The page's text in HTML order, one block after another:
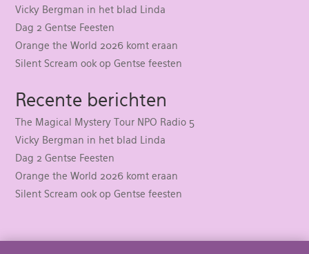
Vicky Bergman in het blad Linda
Dag 2 Gentse Feesten
Orange the World 2026 komt eraan
Silent Scream ook op Gentse feesten
Recente berichten
The Magical Mystery Tour NPO Radio 5
Vicky Bergman in het blad Linda
Dag 2 Gentse Feesten
Orange the World 2026 komt eraan
Silent Scream ook op Gentse feesten